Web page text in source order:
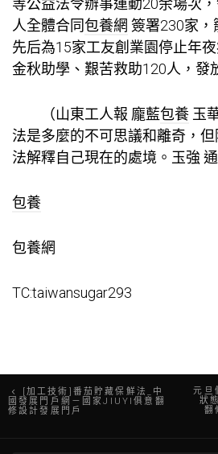
等公益法令辦事運動20余場次，
人全體合同包養網 簽署230家，
先后為15家工友創業園停止年
金秋助學、艱苦救助120人，發
（山東工人報 龐藍包養 玉
法是多麼的不可思議和離奇，
法解釋自己現在的處境。玉強 通
包養
包養網
TC:taiwansugar293
文
章
[加工技術]番茄貯藏保鮮法_中
國發展門戶網－國家JIUYI俱意翻
修設計發展門戶
元旦
狀
翻